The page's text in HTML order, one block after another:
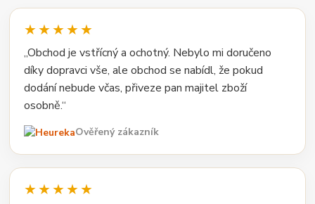
★★★★★
„Obchod je vstřícný a ochotný. Nebylo mi doručeno
díky dopravci vše, ale obchod se nabídl, že pokud
dodání nebude včas, přiveze pan majitel zboží
osobně.“
Ověřený zákazník
★★★★★